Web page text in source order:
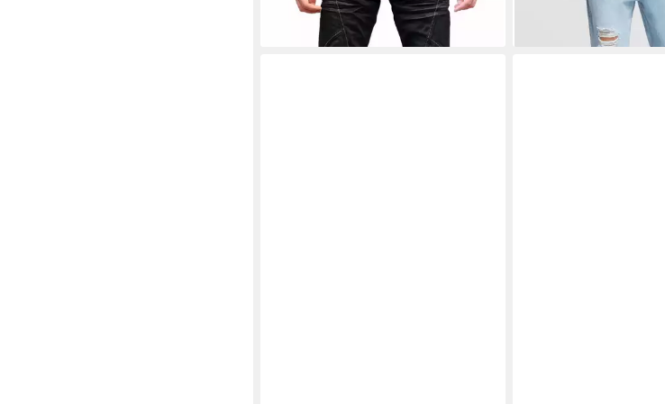
Kontrastnähte und stylische Zipper